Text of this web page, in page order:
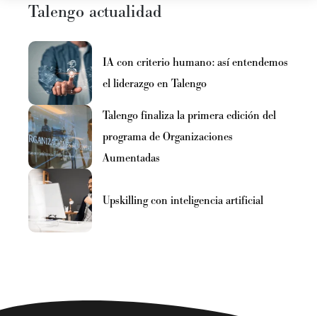
Talengo actualidad
IA con criterio humano: así entendemos
el liderazgo en Talengo
Talengo finaliza la primera edición del
programa de Organizaciones
Aumentadas
Upskilling con inteligencia artificial